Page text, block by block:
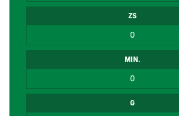
ZS
0
MIN.
0
G